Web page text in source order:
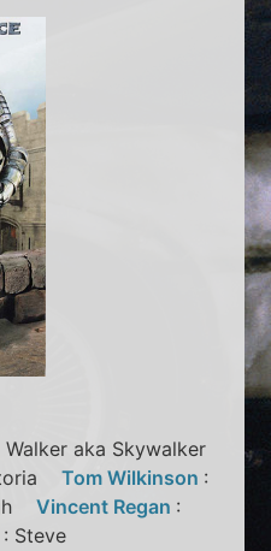
Walker aka Skywalker
Tom Wilkinson :
Vincent Regan :
: Steve